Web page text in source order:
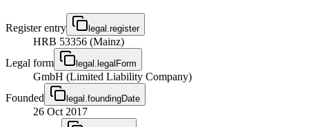
Register entry legal.register
HRB 53356 (Mainz)
Legal form
legal.legalForm
GmbH (Limited Liability Company)
Founded
legal.foundingDate
26 Oct 2017